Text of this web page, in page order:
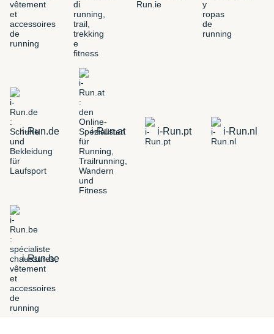
i-Run.de i-Run.at i-Run.pt i-Run.nl
i-Run.be